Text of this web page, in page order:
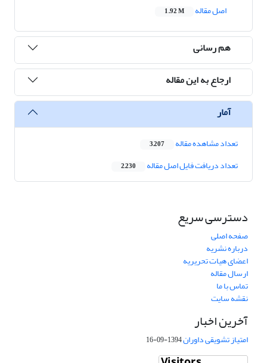
اصل مقاله
1.92 M
هم رسانی
ارجاع به این مقاله
آمار
تعداد مشاهده مقاله 3,207
تعداد دریافت فایل اصل مقاله 2,230
دسترسی سریع
صفحه اصلی
درباره نشریه
اعضای هیات تحریریه
ارسال مقاله
تماس با ما
نقشه سایت
آخرین اخبار
امتیاز تشویقی داوران1394-09-16